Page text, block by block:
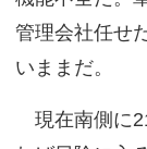
管理会社任せ
いままだ。
現在南側に